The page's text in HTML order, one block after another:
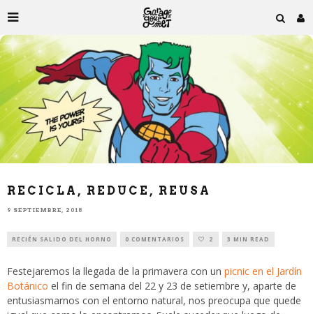
RECICLA, REDUCE, REUSA
9 SEPTIEMBRE, 2018
RECIÉN SALIDO DEL HORNO 0 COMENTARIOS 2 3 MIN READ
Festejaremos la llegada de la primavera con un picnic en el Jardín
Botánico el fin de semana del 22 y 23 de setiembre y, aparte de
entusiasmarnos con el entorno natural, nos preocupa que quede